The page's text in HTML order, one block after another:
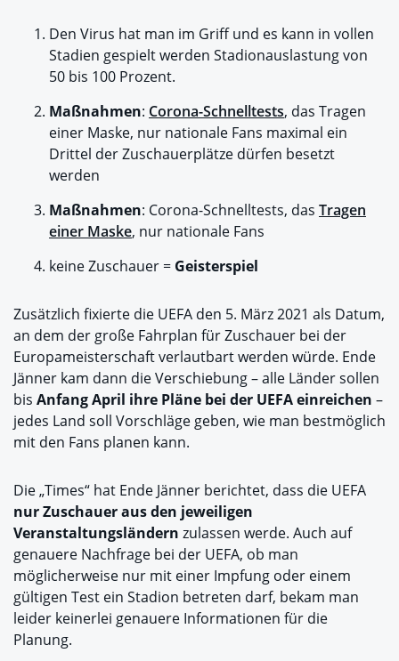
Den Virus hat man im Griff und es kann in vollen
Stadien gespielt werden Stadionauslastung von
50 bis 100 Prozent.
Maßnahmen: Corona-Schnelltests, das Tragen
einer Maske, nur nationale Fans maximal ein
Drittel der Zuschauerplätze dürfen besetzt
werden
Maßnahmen: Corona-Schnelltests, das Tragen
einer Maske, nur nationale Fans
keine Zuschauer = Geisterspiel
Zusätzlich fixierte die UEFA den 5. März 2021 als Datum,
an dem der große Fahrplan für Zuschauer bei der
Europameisterschaft verlautbart werden würde. Ende
Jänner kam dann die Verschiebung – alle Länder sollen
bis Anfang April ihre Pläne bei der UEFA einreichen –
jedes Land soll Vorschläge geben, wie man bestmöglich
mit den Fans planen kann.
Die „Times“ hat Ende Jänner berichtet, dass die UEFA
nur Zuschauer aus den jeweiligen
Veranstaltungsländern zulassen werde. Auch auf
genauere Nachfrage bei der UEFA, ob man
möglicherweise nur mit einer Impfung oder einem
gültigen Test ein Stadion betreten darf, bekam man
leider keinerlei genauere Informationen für die
Planung.